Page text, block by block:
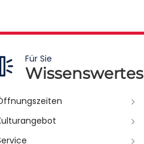
Für Sie
Wissenswertes